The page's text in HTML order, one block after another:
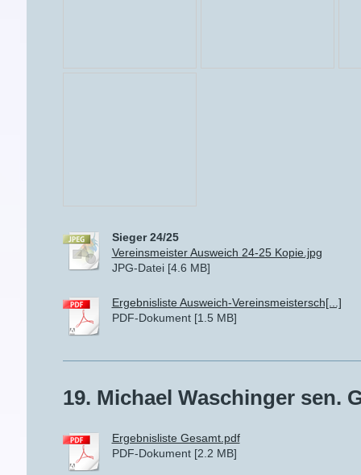
Sieger 24/25
Vereinsmeister Ausweich 24-25 Kopie.jpg
JPG-Datei [4.6 MB]
Ergebnisliste Ausweich-Vereinsmeistersch[...]
PDF-Dokument [1.5 MB]
19. Michael Waschinger sen.
Ergebnisliste Gesamt.pdf
PDF-Dokument [2.2 MB]